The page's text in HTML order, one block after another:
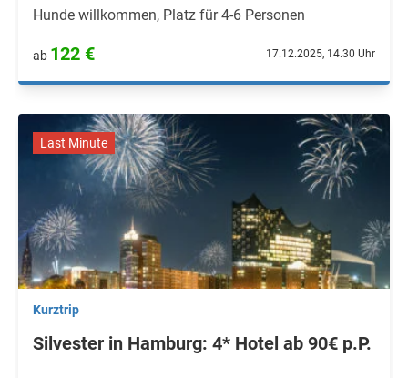
Hunde willkommen, Platz für 4-6 Personen
ab 122 € 17.12.2025, 14.30 Uhr
Last Minute
Kurztrip
Silvester in Hamburg: 4* Hotel ab 90€ p.P.